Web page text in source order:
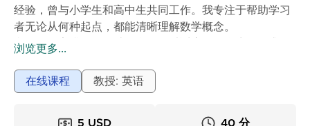
经验，曾与小学生和高中生共同工作。我专注于帮助学习
者无论从何种起点，都能清晰理解数学概念。
我的课程安排周全，结构合理，以适应每位学生的需求。
易懂的步骤。每节课都包括清晰的解释、引导练习和互动
式问题解决，确保学生在继续学习之前充分掌握概念。
浏览更多...
在线课程 教授: 英语
5 USD 40 分